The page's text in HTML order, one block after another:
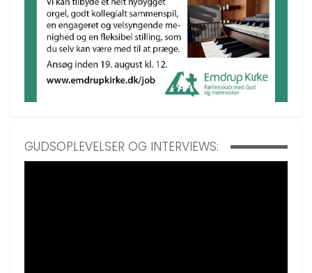
GUDSOPLEVELSER OG INTERVIEWS: